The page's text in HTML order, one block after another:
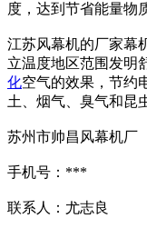
度，达到节省能量物
江苏风幕机的厂家幕
立温度地区范围发明
化空气的效果，节约
土、烟气、臭气和昆
苏州市帅昌风幕机厂
手机号：***
联系人：尤志良